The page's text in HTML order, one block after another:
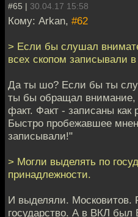
#65 | 30.04.17 15:58
Кому: Arkan, #62
> Если бы слушал
всех скопом записывали
Да ты шо? Если бы ты
ты бы обращал внимание,
факт. Факт - записаны как
Быстро пробежавшее
записывали!"
> Могли выделять по
принадлежности.
И выделяли. Московитов.
государство. А в ВКЛ был